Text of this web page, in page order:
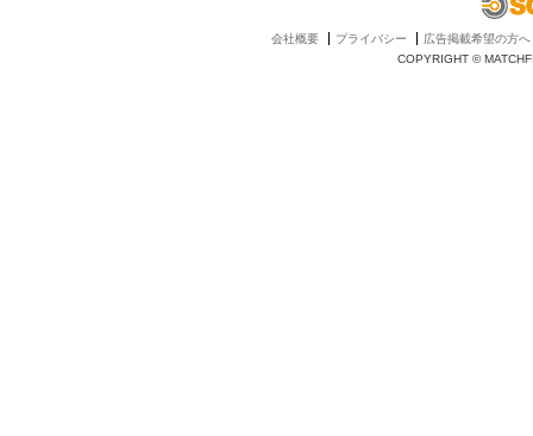
会社概要 プライバシー
広告掲載希望の方へ
COPYRIGHT ©